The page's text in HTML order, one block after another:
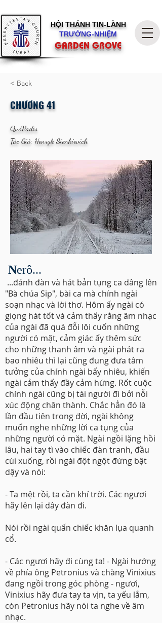
HỘI THÁNH TIN-LÀNH
TRƯỞNG-NHIỆM
GARDEN GROVE
< Back
CHƯƠNG 41
QuoVadis
Tác Giả: Henryk Sienkievich
Nerô...
...đánh đàn và hát bản tụng ca dâng lên
"Bà chúa Sip", bài ca mà chính ngài
soạn nhạc và lời thơ. Hôm ấy ngài có
giọng hát tốt và cảm thấy rằng âm nhạc
của ngài đã quá đỗi lôi cuốn những
người có mặt, cảm giác ấy thêm sức
cho những thanh âm và ngài phát ra
bao nhiêu thì lại cũng đung đưa tâm
tưởng của chính ngài bấy nhiêu, khiến
ngài cảm thấy đầy cảm hứng. Rốt cuộc
chính ngài cũng bị tái người đi bởi nỗi
xúc động chân thành. Chắc hẳn đó là
lần đầu tiên trong đời, ngài không
muốn nghe những lời ca tụng của
những người có mặt. Ngài ngồi lặng hồi
lâu, hai tay tì vào chiếc đàn tranh, đầu
cúi xuống, rồi ngài đột ngột đứng bật
dậy và nói:
- Ta mệt rồi, ta cần khí trời. Các ngươi
hãy lên lại dây đàn đi.
Nói rồi ngài quấn chiếc khăn lụa quanh
cổ.
- Các ngươi hãy đi cùng ta! - Ngài hướng
về phía ông Petronius và chàng Vinixius
đang ngồi trong góc phòng - ngươi,
Vinixius hãy đưa tay ta vịn, ta yếu lắm,
còn Petronius hãy nói ta nghe về âm
nhạc.